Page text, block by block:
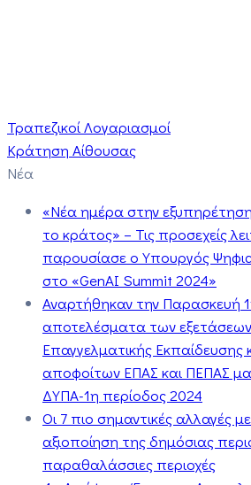
Τραπεζικοί Λογαριασμοί
Κράτηση Αίθουσας
Νέα
«Νέα ημέρα στην
το κράτος» – Τις προσεχείς
παρουσίασε ο Υπουργός
στο «GenAI Summit 2024»
Αναρτήθηκαν την Παρασκευή
αποτελέσματα των
Επαγγελματικής Εκπαίδευσης
αποφοίτων ΕΠΑΣ και ΠΕΠΑΣ
ΔΥΠΑ-1η περίοδος 2024
Οι 7 πιο σημαντικές αλλαγές
αξιοποίηση της δημόσιας
παραθαλάσσιες περιοχές